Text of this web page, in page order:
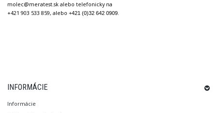
molec@meratest.sk alebo telefonicky na
+421 903 533 859, alebo +421 (0)32 642 0909.
INFORMÁCIE
Informácie